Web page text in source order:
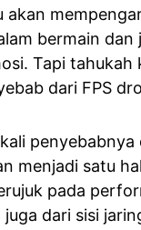
akan
bermain dan
Tapi tahukah
dari FPS
menjadi satu
pada
juga dari sisi